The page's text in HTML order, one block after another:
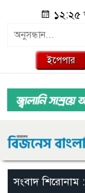
১২:২৫
ইপেপার
সংবাদ শিরোনাম :